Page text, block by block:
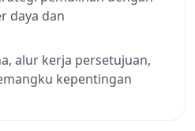
daya dan
alur kerja persetujuan,
kepentingan